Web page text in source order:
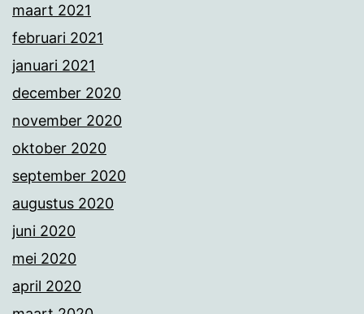
maart 2021
februari 2021
januari 2021
december 2020
november 2020
oktober 2020
september 2020
augustus 2020
juni 2020
mei 2020
april 2020